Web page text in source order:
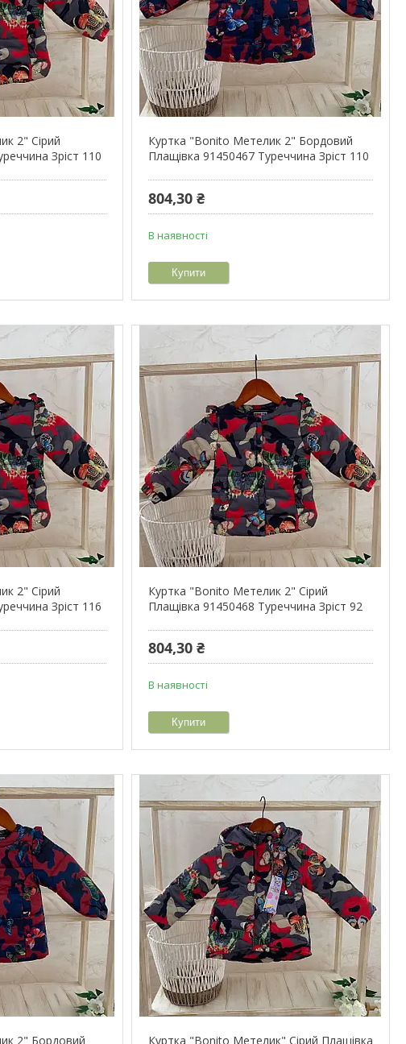
2" Сірий
Зріст 110
Куртка "Bonito Метелик 2" Бордовий
Плащівка 91450467 Туреччина Зріст 110
804,30 ₴
В наявності
Купити
2" Сірий
Зріст 116
Куртка "Bonito Метелик 2" Сірий
Плащівка 91450468 Туреччина Зріст 92
804,30 ₴
В наявності
Купити
2" Бордовий Куртка "Bonito Метелик" Сірий Плащівка